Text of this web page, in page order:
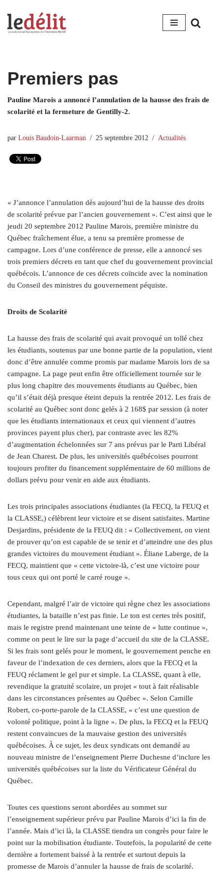
Aller
Premiers pas
Pauline Marois a annoncé l’annulation de la hausse des frais de
scolarité et la fermeture de Gentilly‑2.
par Louis Baudoin-Laarman 25 septembre 2012 Actualités
« J’annonce l’annulation dès aujourd’hui de la hausse des droits
de scolarité prévue par l’ancien gouvernement ». C’est ainsi que le
jeudi 20 septembre 2012 Pauline Marois, première ministre du
Québec fraîchement élue, a tenu sa première promesse de
campagne. Lors d’une conférence de presse, elle a annoncé ses
trois premiers décrets en tant que chef du gouvernement provincial
québécois. L’annonce de ces décrets coïncide avec la nomination
du Conseil des ministres du gouvernement péquiste.
Droits de Scolarité
La hausse des frais de scolarité qui avait provoqué un tollé chez
les étudiants, soutenus par une bonne partie de la population, vient
donc d’être annulée comme promis par madame Marois lors de sa
campagne. La page peut enfin être officiellement tournée sur le
plus long chapitre des mouvements étudiants au Québec, bien
qu’il s’était déjà presque éteint depuis la rentrée 2012. Les frais de
scolarité au Québec sont donc gelés à 2 168$ par session (à noter
que les étudiants internationaux et ceux qui viennent d’autres
provinces payent plus cher), par contraste avec les 82%
d’augmentation échelonnées sur 7 ans prévus par le Parti Libéral
de Jean Charest. De plus, les universités québécoises pourront
toujours profiter du financement supplémentaire de 60 millions de
dollars prévu pour venir en aide aux étudiants.
Les trois principales associations étudiantes (la FECQ, la FEUQ et
la CLASSE,) célèbrent leur victoire et se disent satisfaites. Martine
Desjardins, présidente de la FEUQ dit : « Collectivement, on vient
de prouver qu’on est capable de se tenir et d’atteindre une des plus
grandes victoires du mouvement étudiant ». Éliane Laberge, de la
FECQ, maintient que « cette victoire-là, c’est une victoire pour
tous ceux qui ont porté le carré rouge ».
Cependant, malgré l’air de victoire qui règne chez les associations
étudiantes, la bataille n’est pas finie. Le ton est certes très positif,
mais le registre prend maintenant une teinte de « lutte continue »,
comme on peut le lire sur la page d’accueil du site de la CLASSE.
Si les frais sont gelés pour le moment, le gouvernement penche en
faveur de l’indexation de ces derniers, alors que la FECQ et la
FEUQ réclament le gel pur et simple. La CLASSE, quant à elle,
revendique la gratuité scolaire, un projet « tout à fait réalisable
dans les circonstances présentes au Québec ». Selon Camille
Robert, co-porte-parole de la CLASSE, « c’est une question de
volonté politique, point à la ligne ». De plus, la FECQ et la FEUQ
restent convaincues de la mauvaise gestion des universités
québécoises. À ce sujet, les deux syndicats ont demandé au
nouveau ministre de l’enseignement Pierre Duchesne d’inclure les
universités québécoises sur la liste du Vérificateur Général du
Québec.
Toutes ces questions seront abordées au sommet sur
l’enseignement supérieur prévu par Pauline Marois d’ici la fin de
l’année. Mais d’ici là, la CLASSE tiendra un congrès pour faire le
point sur la mobilisation étudiante. Toutefois, la popularité de cette
dernière a fortement baissé à la rentrée et surtout depuis la
promesse de Marois d’annuler la hausse de frais de scolarité.